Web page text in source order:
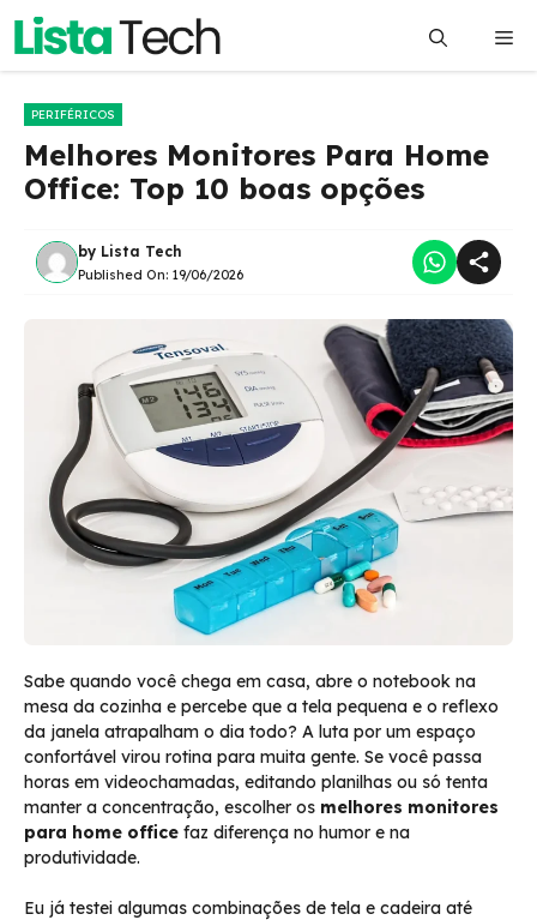
Pular
o
PERIFÉRICOS
Melhores Monitores Para Home
Office: Top 10 boas opções
by Lista Tech
Published On: 19/06/2026
Sabe quando você chega em casa, abre o notebook na
mesa da cozinha e percebe que a tela pequena e o reflexo
da janela atrapalham o dia todo? A luta por um espaço
confortável virou rotina para muita gente. Se você passa
horas em videochamadas, editando planilhas ou só tenta
manter a concentração, escolher os melhores monitores
para home office faz diferença no humor e na
produtividade.
Eu já testei algumas combinações de tela e cadeira até